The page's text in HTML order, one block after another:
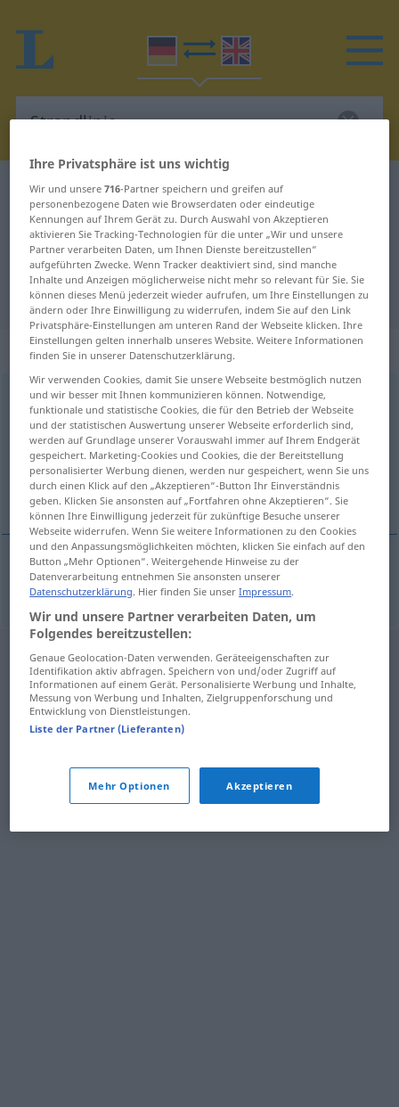
Deutsch-Englisch Wörterbuch Strandlinie
Deutsch-Englisch Übersetzung für
"Strandlinie"
"Strandlinie" Englisch Übersetzung
„Strandlinie“: Femininum
Strandlinief
Übersicht aller Übersetzungen
(Für mehr Details die Übersetzung anklicken/antippen)
shore line
shoreline Strandlinie
Ihre Privatsphäre ist uns wichtig
Wir und unsere716-Partner speichern und greifen auf
personenbezogene Daten wie Browserdaten oder eindeutige
Kennungen auf Ihrem Gerät zu. Durch Auswahl von Akzeptieren
aktivieren Sie Tracking-Technologien für die unter „Wir und unsere
Partner verarbeiten Daten, um Ihnen Dienste bereitzustellen“
aufgeführten Zwecke. Wenn Tracker deaktiviert sind, sind manche
Inhalte und Anzeigen möglicherweise nicht mehr so relevant für Sie. Sie
können dieses Menü jederzeit wieder aufrufen, um Ihre Einstellungen zu
ändern oder Ihre Einwilligung zu widerrufen, indem Sie auf den Link
Privatsphäre-Einstellungen am unteren Rand der Webseite klicken. Ihre
Einstellungen gelten innerhalb unseres Website. Weitere Informationen
finden Sie in unserer Datenschutzerklärung.
Wir verwenden Cookies, damit Sie unsere Webseite bestmöglich nutzen
und wir besser mit Ihnen kommunizieren können. Notwendige,
funktionale und statistische Cookies, die für den Betrieb der Webseite
und der statistischen Auswertung unserer Webseite erforderlich sind,
werden auf Grundlage unserer Vorauswahl immer auf Ihrem Endgerät
gespeichert. Marketing-Cookies und Cookies, die der Bereitstellung
personalisierter Werbung dienen, werden nur gespeichert, wenn Sie uns
durch einen Klick auf den „Akzeptieren“-Button Ihr Einverständnis
geben. Klicken Sie ansonsten auf „Fortfahren ohne Akzeptieren“. Sie
können Ihre Einwilligung jederzeit für zukünftige Besuche unserer
Webseite widerrufen. Wenn Sie weitere Informationen zu den Cookies
und den Anpassungsmöglichkeiten möchten, klicken Sie einfach auf den
Button „Mehr Optionen“. Weitergehende Hinweise zu der
Datenverarbeitung entnehmen Sie ansonsten unserer
Datenschutzerklärung. Hier finden Sie unserImpressum.
Wir und unsere Partner verarbeiten Daten, um
Folgendes bereitzustellen:
Genaue Geolocation-Daten verwenden. Geräteeigenschaften zur
Identifikation aktiv abfragen. Speichern von und/oder Zugriff auf
Informationen auf einem Gerät. Personalisierte Werbung und Inhalte,
Messung von Werbung und Inhalten, Zielgruppenforschung und
Entwicklung von Dienstleistungen.
Liste der Partner (Lieferanten)
Mehr Optionen Akzeptieren